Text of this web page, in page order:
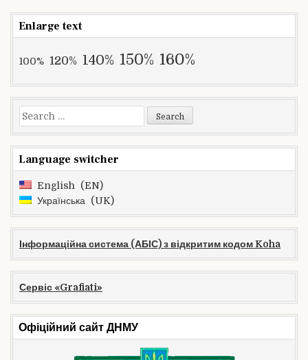
Enlarge text
100% 120% 140% 150% 160%
Search
for:
Language switcher
English
EN
Українська
UK
Інформаційна система (АБІС) з відкритим кодом Koha
Сервіс «Grafiati»
Офіційний сайт ДНМУ